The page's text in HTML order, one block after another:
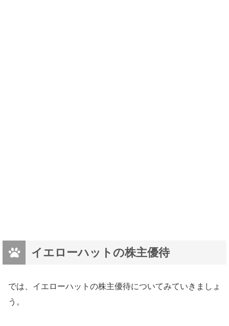
イエローハットの株主優待
では、イエローハットの株主優待についてみていきましょ
う。